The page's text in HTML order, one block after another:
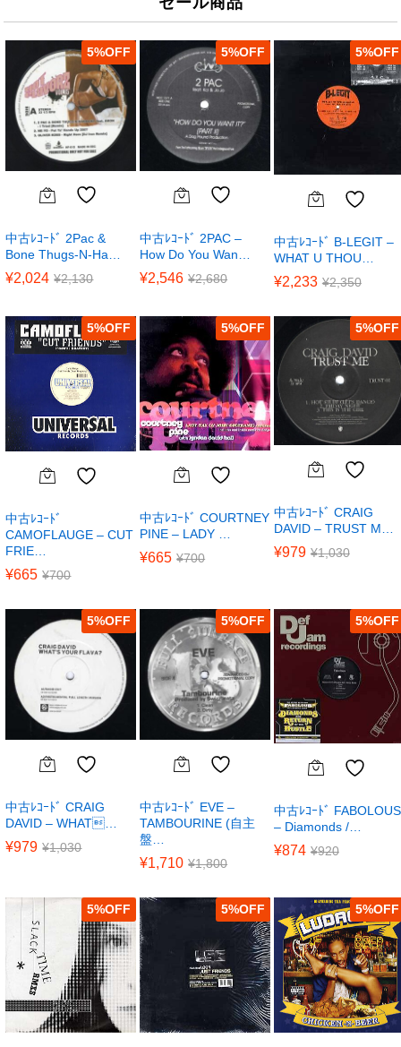
5%
中古ﾚｺｰﾄﾞ 2Pac &
Bone Thugs-N-Ha…
¥2,024 ¥2,130
5%
中古ﾚｺｰﾄﾞ 2PAC –
How Do You Wan…
¥2,546 ¥2,680
5%
中古ﾚｺｰﾄﾞ B-LEGIT –
WHAT U THOU…
¥2,233 ¥2,350
5%
中古ﾚｺｰﾄﾞ
CAMOFLAUGE – CUT
FRIE…
¥665 ¥700
5%
中古ﾚｺｰﾄﾞ COURTNEY
PINE – LADY …
¥665 ¥700
5%
中古ﾚｺｰﾄﾞ CRAIG
DAVID – TRUST M…
¥979 ¥1,030
5%
中古ﾚｺｰﾄﾞ CRAIG
DAVID – WHAT…
¥979 ¥1,030
5%
中古ﾚｺｰﾄﾞ EVE –
TAMBOURINE (自主
盤…
¥1,710 ¥1,800
5%
中古ﾚｺｰﾄﾞ FABOLOUS
– Diamonds /…
¥874 ¥920
5% 5% 5%